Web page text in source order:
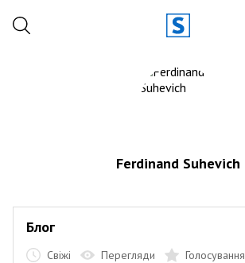
Ferdinand Suhevich
Блог
Свіжі Перегляди Голосування